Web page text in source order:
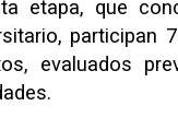
etapa, que
participan
evaluados